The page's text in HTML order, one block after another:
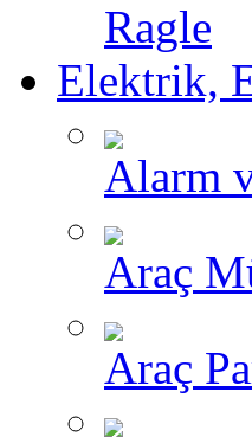
Ragle
Elektrik,
Alarm
Araç
Araç